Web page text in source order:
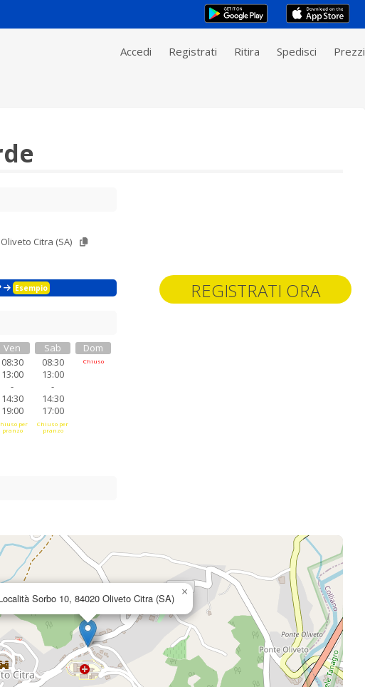
Accedi Registrati Ritira Spedisci Prezzi
REGISTRATI ORA
Citra (SA)
Esempio
Ven
08:30
13:00
-
14:30
19:00
per
pranzo
Sab
08:30
13:00
-
14:30
17:00
Chiuso per
pranzo
Dom
Chiuso
Sorbo 10, 84020 Oliveto Citra (SA) ×